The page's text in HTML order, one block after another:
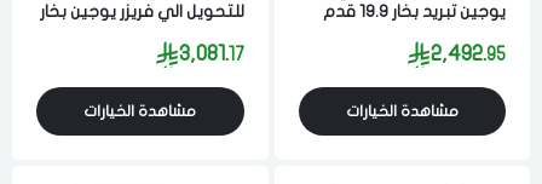
يوجين تبريد بخار 19.9 قدم
2,492.95
مشاهدة الخيارات
للتحويل الي فريزر يوجين بخار
تايلاندي
3,081.17
مشاهدة الخيارات
فى حالة تغيير المدينة قد تفقد بعض او كل المنتجات التي تم اضافتها